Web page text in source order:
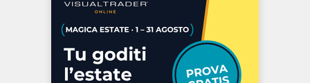
Chi siamo
Commenti e segnalazioni
Contattaci